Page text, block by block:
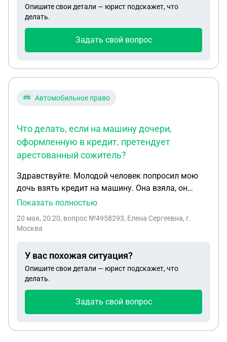
ложный вызов, хотя никто не видел чтобы
приезжали экстренные службы, в понедельник
его словам после нажатия кнопки сработала
слышал, и с нас требуют деньги. Как мне
права я могу предъявлять при этом?
Опишите свои детали — юрист подскажет, что
делать.
Задать свой вопрос
Автомобильное право
Что делать, если на машину дочери,
оформленную в кредит, претендует
арестованный сожитель?
Здравствуйте. Молодой человек попросил мою
дочь взять кредит на машину. Она взяла, он
оплачивал и ездил на ней. Машина собственность
его арестовали за мошенничество со
делать
Показать полностью
20 мая, 20:20, вопрос №4958293, Елена Сергеевна, г.
Москва
У вас похожая ситуация?
Опишите свои детали — юрист подскажет, что
делать.
Задать свой вопрос